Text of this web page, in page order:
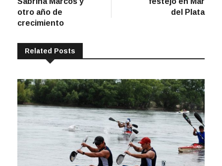
entradas
otro año de
crecimiento
del Plata
Related Posts